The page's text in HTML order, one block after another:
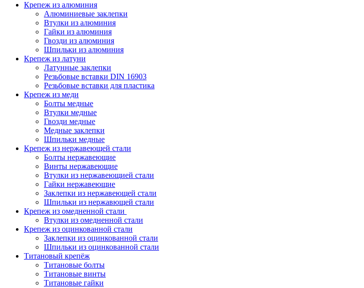
Крепеж из алюминия
Алюминиевые заклепки
Втулки из алюминия
Гайки из алюминия
Гвозди из алюминия
Шпильки из алюминия
Крепеж из латуни
Латунные заклепки
Резьбовые вставки DIN 16903
Резьбовые вставки для пластика
Крепеж из меди
Болты медные
Втулки медные
Гвозди медные
Медные заклепки
Шпильки медные
Крепеж из нержавеющей стали
Болты нержавеющие
Винты нержавеющие
Втулки из нержавеющией стали
Гайки нержавеющие
Заклепки из нержавеющей стали
Шпильки из нержавющей стали
Крепеж из омедненной стали
Втулки из омедненной стали
Крепеж из оцинкованной стали
Заклепки из оцинкованной стали
Шпильки из оцинкованной стали
Титановый крепёж
Титановые болты
Титановые винты
Титановые гайки